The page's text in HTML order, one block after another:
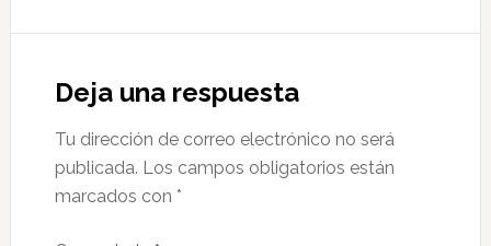
Interactions
Deja una respuesta
Tu dirección de correo electrónico no será
publicada. Los campos obligatorios están
marcados con *